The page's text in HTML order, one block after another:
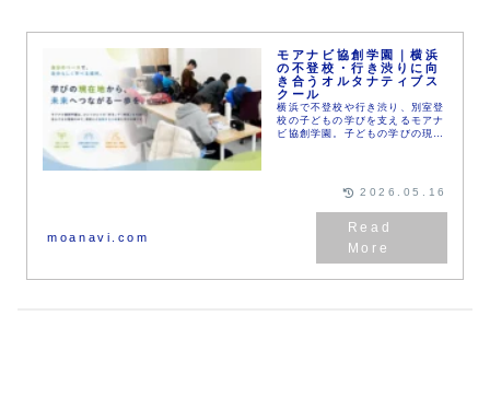
モアナビ協創学園｜横浜
の不登校・行き渋りに向
き合うオルタナティブス
クール
横浜で不登校や行き渋り、別室登
校の子どもの学びを支えるモアナ
ビ協創学園。子どもの学びの現在
moanavi.com
2026.05.16